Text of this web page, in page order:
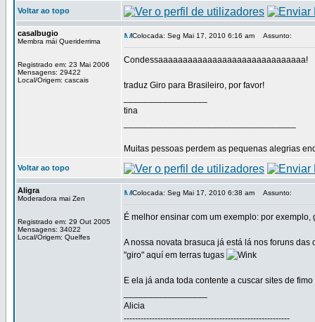
Voltar ao topo
casalbugio
Membra mái Queriderrima
Registrado em: 23 Mai 2006
Mensagens: 29422
Local/Origem: cascais
Colocada: Seg Mai 17, 2010 6:16 am Assunto:
Condessaaaaaaaaaaaaaaaaaaaaaaaaaaaaaa!
traduz Giro para Brasileiro, por favor!
tina
Muitas pessoas perdem as pequenas alegrias
Voltar ao topo
Aligra
Moderadora mai Zen
Registrado em: 29 Out 2005
Mensagens: 34022
Local/Origem: Quelfes
Colocada: Seg Mai 17, 2010 6:38 am Assunto:
É melhor ensinar com um exemplo: por
A nossa novata brasuca já está lá nos foruns
"giro" aquí em terras tugas
E ela já anda toda contente a cuscar sites de
Alicia
-----------------------------------------------------------